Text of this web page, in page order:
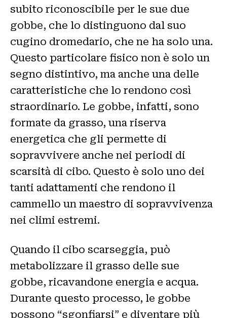
subito riconoscibile per le sue due
gobbe, che lo distinguono dal suo
cugino dromedario, che ne ha solo una.
Questo particolare fisico non è solo un
segno distintivo, ma anche una delle
caratteristiche che lo rendono così
straordinario. Le gobbe, infatti, sono
formate da grasso, una riserva
energetica che gli permette di
sopravvivere anche nei periodi di
scarsità di cibo. Questo è solo uno dei
tanti adattamenti che rendono il
cammello un maestro di sopravvivenza
nei climi estremi.
Quando il cibo scarseggia, può
metabolizzare il grasso delle sue
gobbe, ricavandone energia e acqua.
Durante questo processo, le gobbe
possono “sgonfiarsi” e diventare più